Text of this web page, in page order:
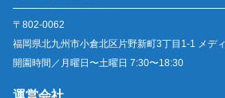
〒802-0062
福岡県北九州市小倉北区片野新町3丁目1-1 メデ
開園時間／月曜日〜土曜日 7:30〜18:30
運営会社